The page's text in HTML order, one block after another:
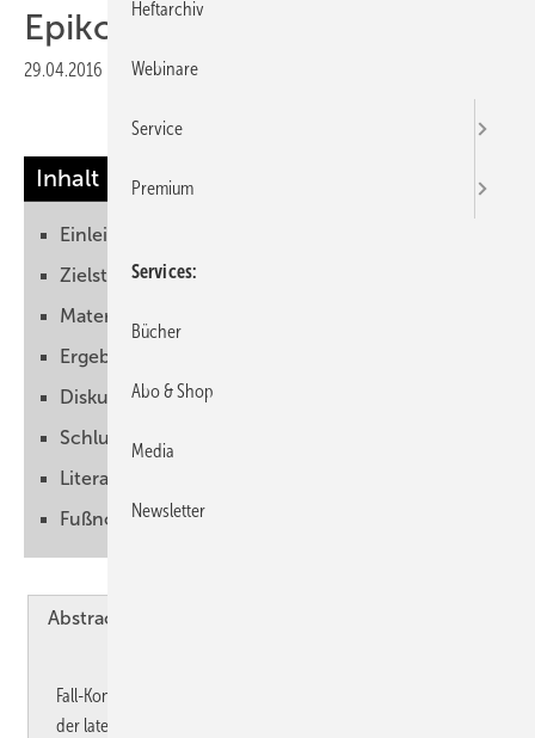
Epikondylitis
29.04.2016 Veröffentlicht in
Inhalt
Einleitung
Zielstellung
Material und Methode
Ergebnisse
Diskussion
Schlussfolgerungen
Literatur
Fußnoten
Abstract Deutsch
Fall-Kontrolle-Studie zur Bestimmung von Risikofaktoren bei
der lateralen Epikondylitis
Heftarchiv
Webinare
Service
Premium
Services
Bücher
Abo & Shop
Media
Newsletter